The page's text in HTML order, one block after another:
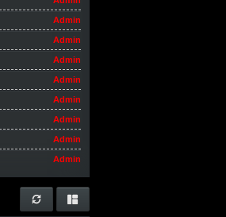
Admin
Admin
Admin
Admin
Admin
Admin
Admin
Admin